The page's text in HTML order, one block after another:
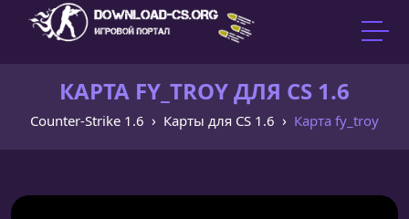
КАРТА FY_TROY ДЛЯ CS 1.6
Counter-Strike 1.6 Карты для CS 1.6 Карта fy_troy